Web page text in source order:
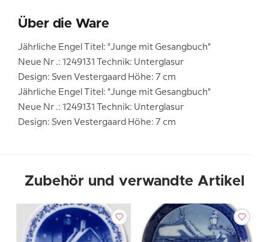
Über die Ware
Jährliche Engel Titel: "Junge mit Gesangbuch"
Neue Nr .: 1249131 Technik: Unterglasur
Design: Sven Vestergaard Höhe: 7 cm
Jährliche Engel Titel: "Junge mit Gesangbuch"
Neue Nr .: 1249131 Technik: Unterglasur
Design: Sven Vestergaard Höhe: 7 cm
Zubehör und verwandte Artikel